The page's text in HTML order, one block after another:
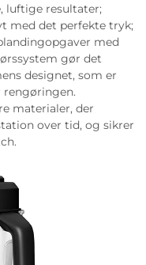
luftige resultater;
med det perfekte tryk;
med
gør det
designet, som er
rengøringen.
materialer, der
over tid, og sikrer